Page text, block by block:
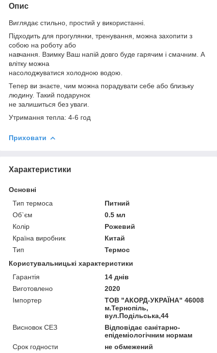
Опис
Виглядає стильно, простий у використанні.
Підходить для прогулянки, тренування, можна захопити з
собою на роботу або
навчання. Взимку Ваш напій довго буде гарячим і смачним. А
влітку можна
насолоджуватися холодною водою.
Тепер ви знаєте, чим можна порадувати себе або близьку
людину. Такий подарунок
не залишиться без уваги.
Утримання тепла: 4-6 год
Приховати
Характеристики
Основні
Тип термоса
Питний
Об`єм
0.5 мл
Колір
Рожевий
Країна виробник
Китай
Тип
Термос
Користувальницькі характеристики
Гарантія
14 днів
Виготовлено
2020
Імпортер
ТОВ "АКОРД-УКРАЇНА" 46008
м.Тернопіль,
вул.Подільська,44
Висновок СЕЗ
Відповідає санітарно-
епідеміологічним нормам
Срок годности
не обмежений